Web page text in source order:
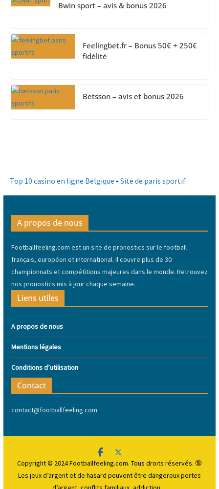
Bwin sport – avis & bonus 2026
Feelingbet.fr – Bonus 50€ + 250€
fidélité
Betsson – avis et bonus 2026
Top 10 casino en ligne Belgique - Site de paris sportif
A propos de nous
Footballfeeling.com est un site de pronostics sur le football
français, européen et international. Il couvre plus de 30
championnats et compétitions majeures dans le monde. Retrouvez
nos pronostics mis à jour chaque semaine.
Liens utiles
A propos de nous
Mentions légales
Conditions d’utilisation
Contact
contact@footballfeeling.com
Copyright © 2024 Footballfeeling.com. Tous droits réservés. 🔞
Les jeux d’argent et de hasard peuvent être dangereuxpertes